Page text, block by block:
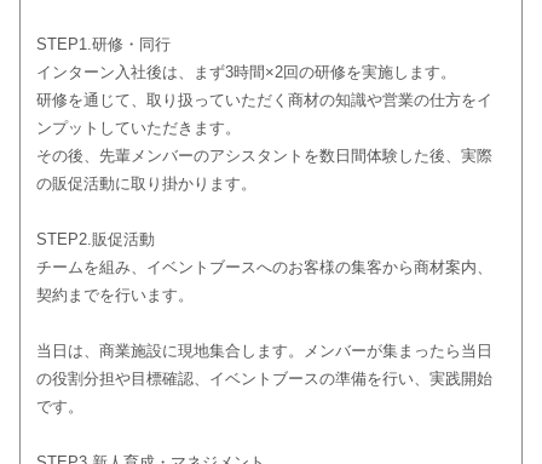
STEP1.研修・同行
インターン入社後は、まず3時間×2回の研修を実施します。
研修を通じて、取り扱っていただく商材の知識や営業の仕方をイ
ンプットしていただきます。
その後、先輩メンバーのアシスタントを数日間体験した後、実際
の販促活動に取り掛かります。
STEP2.販促活動
チームを組み、イベントブースへのお客様の集客から商材案内、
契約までを行います。
当日は、商業施設に現地集合します。メンバーが集まったら当日
の役割分担や目標確認、イベントブースの準備を行い、実践開始
です。